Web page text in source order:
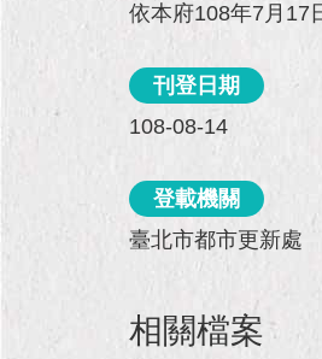
依本府108年7月17
刊登日期
108-08-14
登載機關
臺北市都市更新處
相關檔案